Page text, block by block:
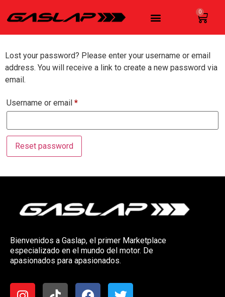
0
Lost your password? Please enter your username or email
address. You will receive a link to create a new password via
email.
Username or email *
Reset password
Bienvenidos a Gaslap, el primer Marketplace
especializado en el mundo del motor. De
apasionados para apasionados.